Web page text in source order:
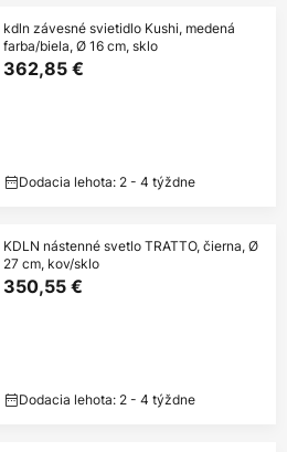
kdln závesné svietidlo Kushi, medená
farba/biela, Ø 16 cm, sklo
362,85 €
Dodacia lehota: 2 - 4 týždne
KDLN nástenné svetlo TRATTO, čierna, Ø
27 cm, kov/sklo
350,55 €
Dodacia lehota: 2 - 4 týždne